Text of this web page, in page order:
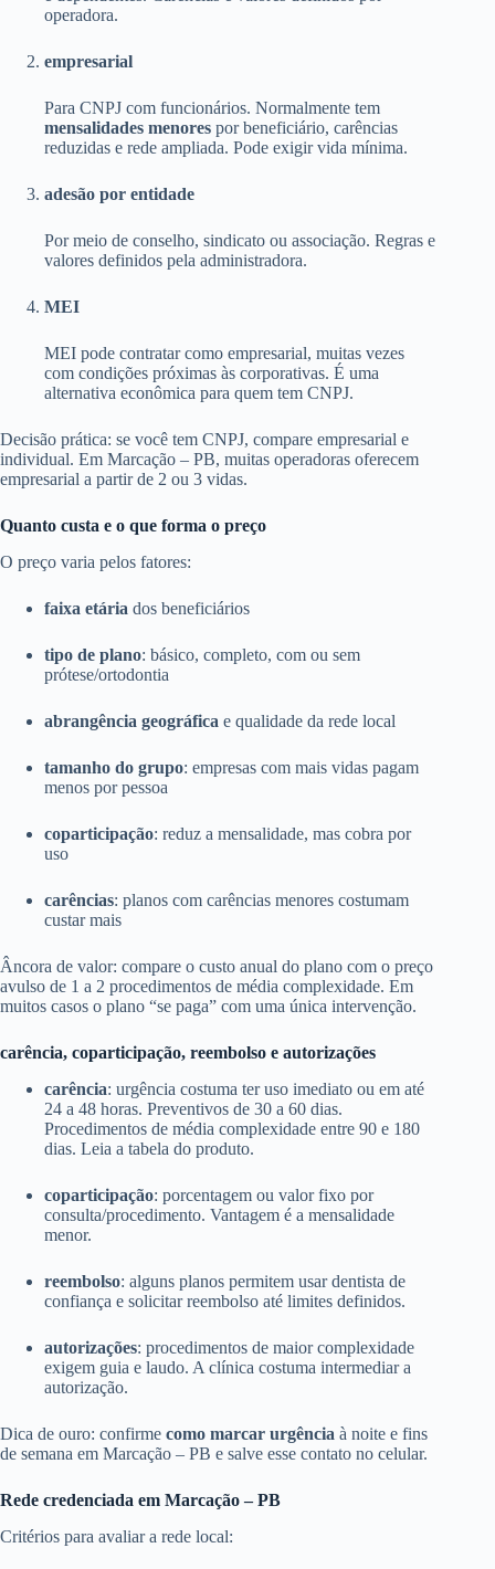
operadora.
empresarial
Para CNPJ com funcionários. Normalmente tem
mensalidades menores por beneficiário, carências
reduzidas e rede ampliada. Pode exigir vida mínima.
adesão por entidade
Por meio de conselho, sindicato ou associação. Regras e
valores definidos pela administradora.
MEI
MEI pode contratar como empresarial, muitas vezes
com condições próximas às corporativas. É uma
alternativa econômica para quem tem CNPJ.
Decisão prática: se você tem CNPJ, compare empresarial e
individual. Em Marcação – PB, muitas operadoras oferecem
empresarial a partir de 2 ou 3 vidas.
Quanto custa e o que forma o preço
O preço varia pelos fatores:
faixa etária dos beneficiários
tipo de plano: básico, completo, com ou sem
prótese/ortodontia
abrangência geográfica e qualidade da rede local
tamanho do grupo: empresas com mais vidas pagam
menos por pessoa
coparticipação: reduz a mensalidade, mas cobra por
uso
carências: planos com carências menores costumam
custar mais
Âncora de valor: compare o custo anual do plano com o preço
avulso de 1 a 2 procedimentos de média complexidade. Em
muitos casos o plano “se paga” com uma única intervenção.
carência, coparticipação, reembolso e autorizações
carência: urgência costuma ter uso imediato ou em até
24 a 48 horas. Preventivos de 30 a 60 dias.
Procedimentos de média complexidade entre 90 e 180
dias. Leia a tabela do produto.
coparticipação: porcentagem ou valor fixo por
consulta/procedimento. Vantagem é a mensalidade
menor.
reembolso: alguns planos permitem usar dentista de
confiança e solicitar reembolso até limites definidos.
autorizações: procedimentos de maior complexidade
exigem guia e laudo. A clínica costuma intermediar a
autorização.
Dica de ouro: confirme como marcar urgência à noite e fins
de semana em Marcação – PB e salve esse contato no celular.
Rede credenciada em Marcação – PB
Critérios para avaliar a rede local: